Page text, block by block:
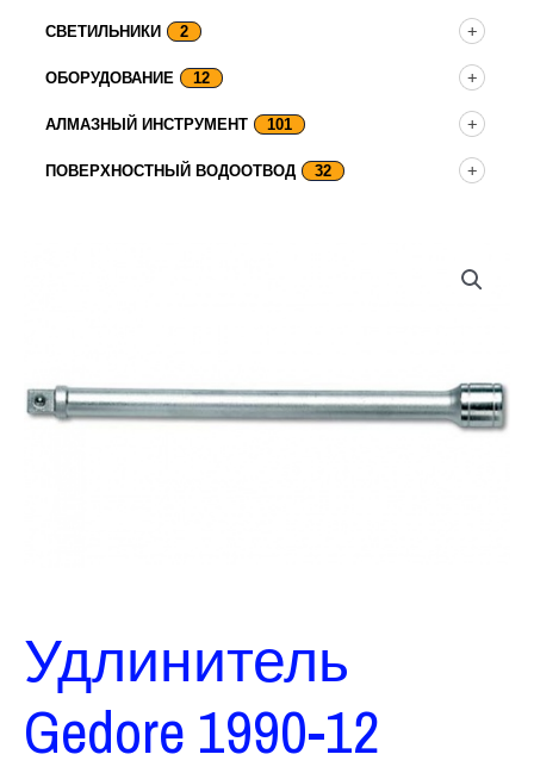
СВЕТИЛЬНИКИ 2
ОБОРУДОВАНИЕ 12
АЛМАЗНЫЙ ИНСТРУМЕНТ 101
ПОВЕРХНОСТНЫЙ ВОДООТВОД 32
Удлинитель
Gedore 1990-12